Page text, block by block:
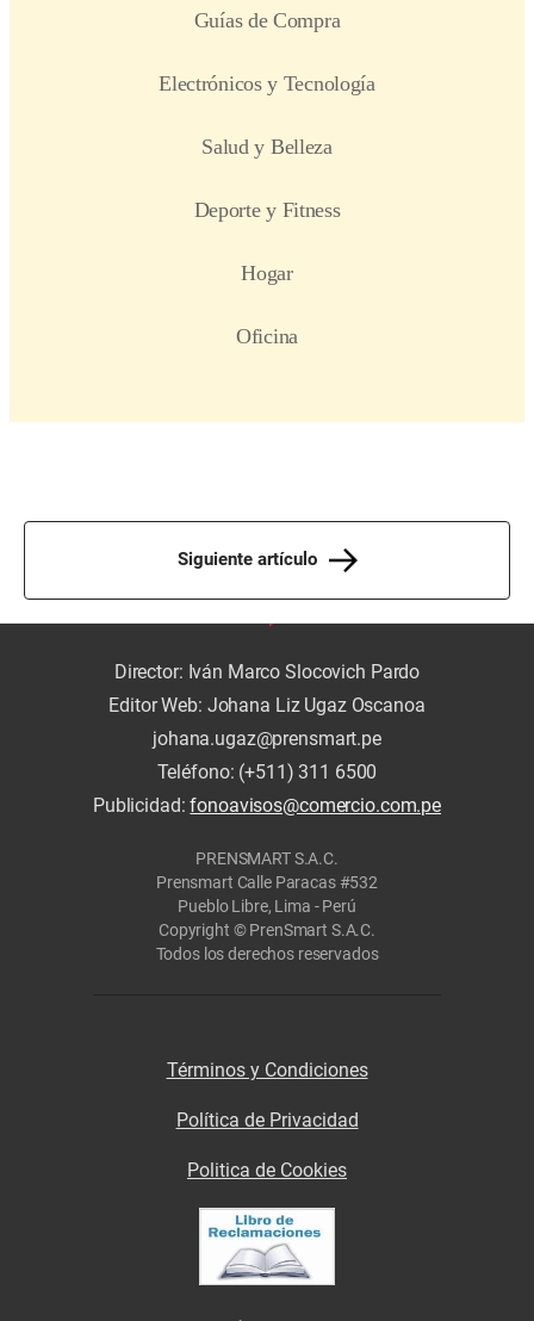
Siguiente artículo
Director: Iván Marco Slocovich Pardo
Editor Web: Johana Liz Ugaz Oscanoa
johana.ugaz@prensmart.pe
Teléfono: (+511) 311 6500
Publicidad:fonoavisos@comercio.com.pe
PRENSMART S.A.C.
Prensmart Calle Paracas #532
Pueblo Libre, Lima - Perú
Copyright © PrenSmart S.A.C.
Todos los derechos reservados
Términos y Condiciones
Política de Privacidad
Politica de Cookies